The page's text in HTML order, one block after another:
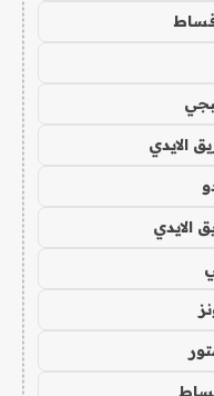
الايدي
الايدي